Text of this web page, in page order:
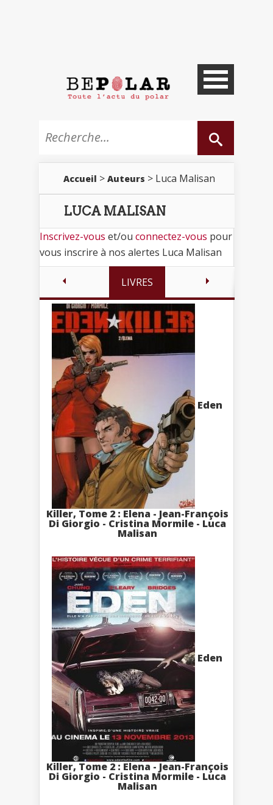
Accueil > Auteurs > Luca Malisan
LUCA MALISAN
Inscrivez-vous et/ou connectez-vous pour
vous inscrire à nos alertes Luca Malisan
LIVRES
Eden
Killer, Tome 2 : Elena - Jean-François
Di Giorgio - Cristina Mormile - Luca
Malisan
Eden
Killer, Tome 2 : Elena - Jean-François
Di Giorgio - Cristina Mormile - Luca
Malisan